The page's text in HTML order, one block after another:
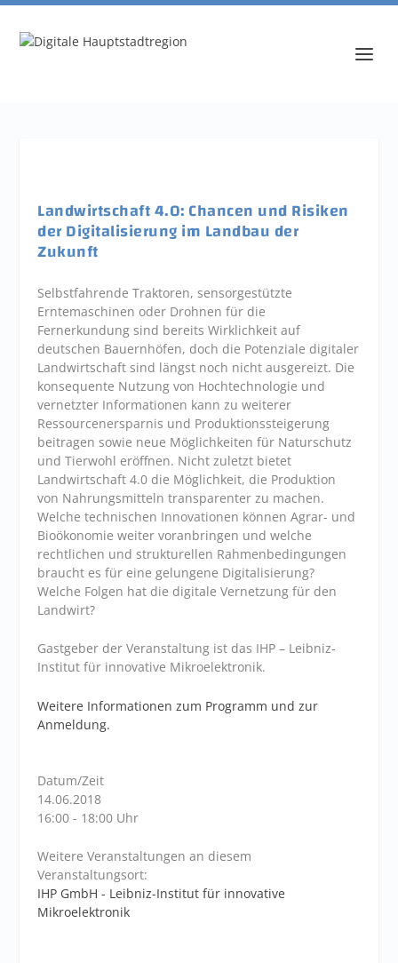
Landwirtschaft 4.0: Chancen und Risiken
der Digitalisierung im Landbau der
Zukunft
Selbstfahrende Traktoren, sensorgestützte
Erntemaschinen oder Drohnen für die
Fernerkundung sind bereits Wirklichkeit auf
deutschen Bauernhöfen, doch die Potenziale digitaler
Landwirtschaft sind längst noch nicht ausgereizt. Die
konsequente Nutzung von Hochtechnologie und
vernetzter Informationen kann zu weiterer
Ressourcenersparnis und Produktionssteigerung
beitragen sowie neue Möglichkeiten für Naturschutz
und Tierwohl eröffnen. Nicht zuletzt bietet
Landwirtschaft 4.0 die Möglichkeit, die Produktion
von Nahrungsmitteln transparenter zu machen.
Welche technischen Innovationen können Agrar- und
Bioökonomie weiter voranbringen und welche
rechtlichen und strukturellen Rahmenbedingungen
braucht es für eine gelungene Digitalisierung?
Welche Folgen hat die digitale Vernetzung für den
Landwirt?
Gastgeber der Veranstaltung ist das IHP – Leibniz-
Institut für innovative Mikroelektronik.
Weitere Informationen zum Programm und zur
Anmeldung.
Datum/Zeit
14.06.2018
16:00 - 18:00 Uhr
Weitere Veranstaltungen an diesem
Veranstaltungsort:
IHP GmbH - Leibniz-Institut für innovative
Mikroelektronik